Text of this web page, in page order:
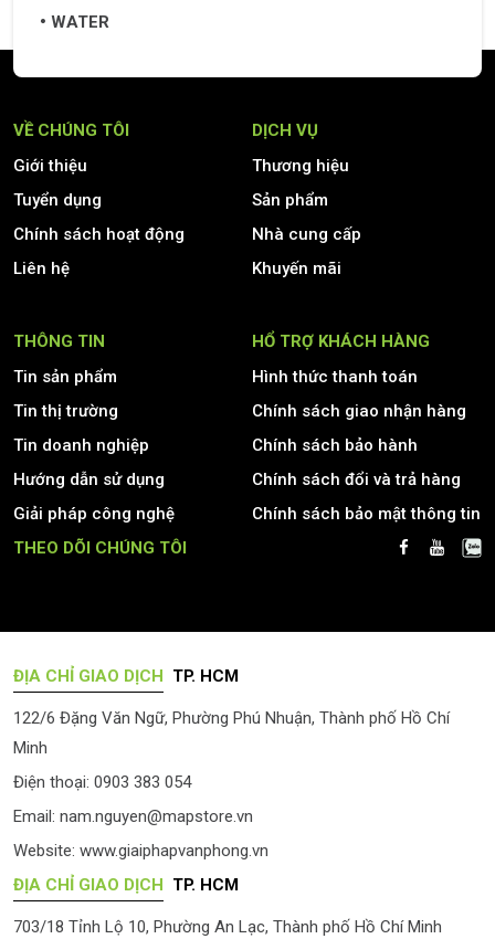
WATER
VỀ CHÚNG TÔI
Giới thiệu
Tuyển dụng
Chính sách hoạt động
Liên hệ
DỊCH VỤ
Thương hiệu
Sản phẩm
Nhà cung cấp
Khuyến mãi
THÔNG TIN
Tin sản phẩm
Tin thị trường
Tin doanh nghiệp
Hướng dẫn sử dụng
Giải pháp công nghệ
HỔ TRỢ KHÁCH HÀNG
Hình thức thanh toán
Chính sách giao nhận hàng
Chính sách bảo hành
Chính sách đổi và trả hàng
Chính sách bảo mật thông tin
THEO DÕI CHÚNG TÔI
ĐỊA CHỈ GIAO DỊCH TP. HCM
122/6 Đặng Văn Ngữ, Phường Phú Nhuận, Thành phố Hồ Chí
Minh
Điện thoại: 0903 383 054
Email: nam.nguyen@mapstore.vn
Website: www.giaiphapvanphong.vn
ĐỊA CHỈ GIAO DỊCH TP. HCM
703/18 Tỉnh Lộ 10, Phường An Lạc, Thành phố Hồ Chí Minh